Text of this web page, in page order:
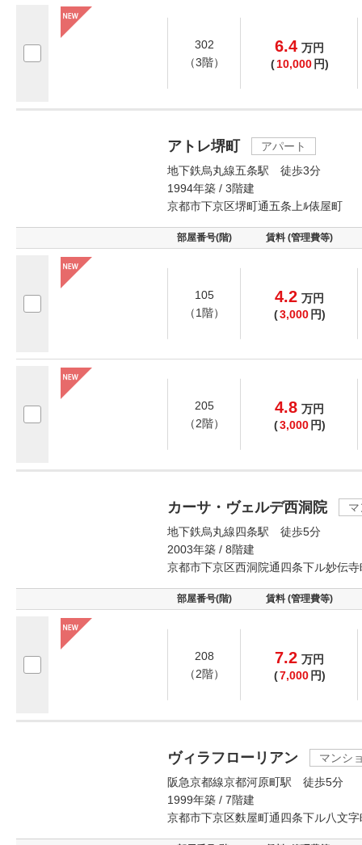
302
（3階）
6.4 万円
( 10,000 円)
アトレ堺町
アパート
地下鉄烏丸線五条駅 徒歩3分
1994年築 / 3階建
京都市下京区堺町通五条上ﾙ俵屋町
部屋番号(階) 賃料 (管理費等)
105
（1階）
4.2 万円
(3,000 円)
205
（2階）
4.8 万円
(3,000 円)
カーサ・ヴェルデ西洞院
地下鉄烏丸線四条駅 徒歩5分
2003年築 / 8階建
京都市下京区西洞院通四条下ル妙伝寺
部屋番号(階) 賃料 (管理費等)
208
（2階）
7.2 万円
(7,000 円)
ヴィラフローリアン
マンシ
阪急京都線京都河原町駅 徒歩5分
1999年築 / 7階建
京都市下京区麩屋町通四条下ル八文字